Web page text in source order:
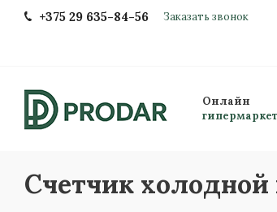
+375 29 635-84-56 Заказать звонок
Онлайн
гипермаркет
Счетчик